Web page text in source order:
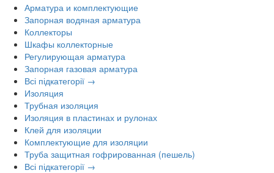
Арматура и комплектующие
Запорная водяная арматура
Коллекторы
Шкафы коллекторные
Регулирующая арматура
Запорная газовая арматура
Всі підкатегорії →
Изоляция
Трубная изоляция
Изоляция в пластинах и рулонах
Клей для изоляции
Комплектующие для изоляции
Труба защитная гофрированная (пешель)
Всі підкатегорії →